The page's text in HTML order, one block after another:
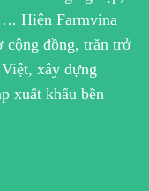
Hiện Farmvina
cộng đồng, trăn trở
xây dựng
xuất khẩu bền